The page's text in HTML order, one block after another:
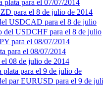
plata para el 07/07/2014
para el 8 de julio de 2014
USDCAD para el 8 de julio
del USDCHF para el 8 de julio
para el 08/07/2014
para el 08/07/2014
08 de julio de 2014
plata para el 9 de julio de
par EURUSD para el 9 de